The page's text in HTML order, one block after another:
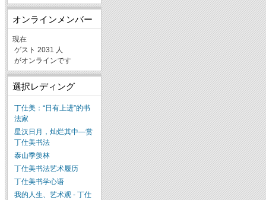
オンラインメンバー
現在
ゲスト 2031 人
がオンラインです
選択レディング
丁仕美：“日有上进”的书
法家
星汉日月，灿烂其中—赏
丁仕美书法
泰山季羡林
丁仕美书法艺术履历
丁仕美书学心语
我的人生、艺术观 - 丁仕